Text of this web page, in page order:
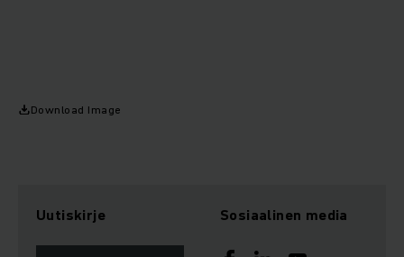
Download Image
Uutiskirje Sosiaalinen media